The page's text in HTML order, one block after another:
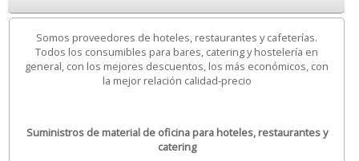
Somos proveedores de hoteles, restaurantes y cafeterías.
Todos los consumibles para bares, catering y hostelería en
general, con los mejores descuentos, los más económicos, con
la mejor relación calidad-precio
Suministros de material de oficina para hoteles, restaurantes y
catering